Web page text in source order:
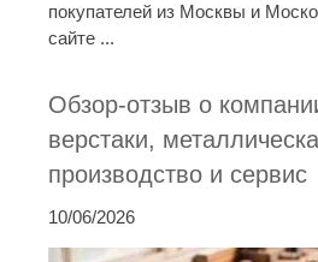
покупателей из Москвы и
сайте ...
Обзор-отзыв о
верстаки,
производство и сервис
10/06/2026